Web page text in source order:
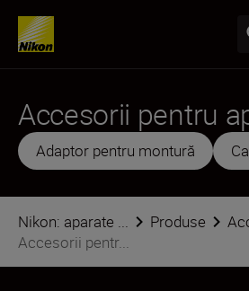
Accesorii pentru
Adaptor pentru montură
Nikon: aparate ... Produse
Accesorii pentr...